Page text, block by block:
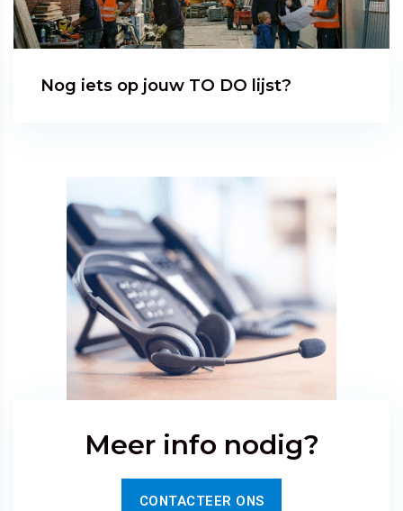
Nog iets op jouw TO DO lijst?
Meer info nodig?
CONTACTEER ONS